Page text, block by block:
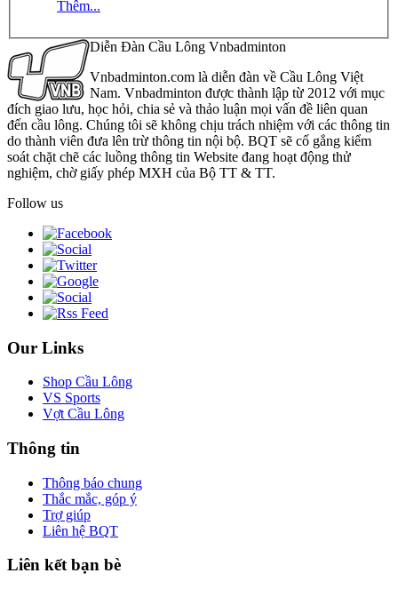
Thêm...
Diễn Đàn Cầu Lông Vnbadminton
Vnbadminton.com là diễn đàn về Cầu Lông Việt
Nam. Vnbadminton được thành lập từ 2012 với mục
đích giao lưu, học hỏi, chia sẻ và thảo luận mọi vấn đề liên quan
đến cầu lông. Chúng tôi sẽ không chịu trách nhiệm với các thông tin
do thành viên đưa lên trừ thông tin nội bộ. BQT sẽ cố gắng kiểm
soát chặt chẽ các luồng thông tin Website đang hoạt động thử
nghiệm, chờ giấy phép MXH của Bộ TT & TT.
Follow us
Our Links
Shop Cầu Lông
VS Sports
Vợt Cầu Lông
Thông tin
Thông báo chung
Thắc mắc, góp ý
Trợ giúp
Liên hệ BQT
Liên kết bạn bè